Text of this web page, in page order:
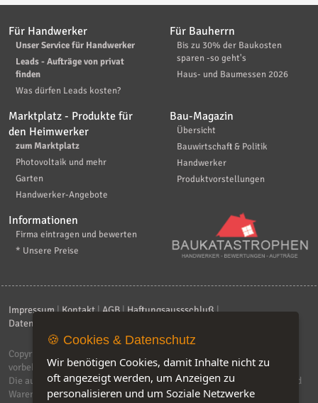
Für Handwerker
Unser Service für Handwerker
Leads - Aufträge von privat
finden
Was dürfen Leads kosten?
Für Bauherrn
Bis zu 30% der Baukosten
sparen -so geht's
Haus- und Baumessen 2026
Marktplatz - Produkte für
den Heimwerker
zum Marktplatz
Photovoltaik und mehr
Garten
Handwerker-Angebote
Bau-Magazin
Übersicht
Bauwirtschaft & Politik
Handwerker
Produktvorstellungen
Informationen
Firma eintragen und bewerten
* Unsere Preise
Impressum|Kontakt|AGB|Haftungsaussschluß|
Datenschutzerklärung
Copyright © 2026
vorbehalten.
Die auf dieser Seite verwendeten Produktbezeichnungen, Namen und
Warenzeichen sind Eigentum der jeweiligen Firmen. Unser Portal
🍪 Cookies & Datenschutz
Wir benötigen Cookies, damit Inhalte nicht zu
oft angezeigt werden, um Anzeigen zu
personalisieren und um Soziale Netzwerke